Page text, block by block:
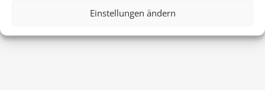
Einstellungen ändern